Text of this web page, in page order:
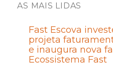
AS MAIS LIDAS
Fast Escova
projeta
e inaugura nova
Ecossistema Fast